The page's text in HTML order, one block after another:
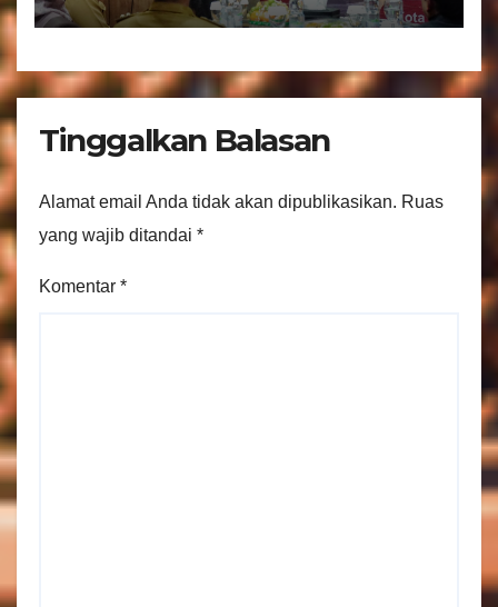
Bantuan Keuangan Parpol
Tinggalkan Balasan
Alamat email Anda tidak akan dipublikasikan. Ruas
yang wajib ditandai *
Komentar *